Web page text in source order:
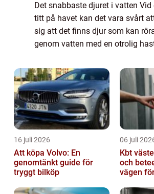
Det snabbaste djuret i vatten Vid
titt på havet kan det vara svårt
sig att det finns djur som kan
genom vatten med en otrolig
imponerande och snabba
16 juli 2026
Att köpa Volvo: En
genomtänkt guide för
tryggt bilköp
06 juli
Kbt västerås
och
vägen